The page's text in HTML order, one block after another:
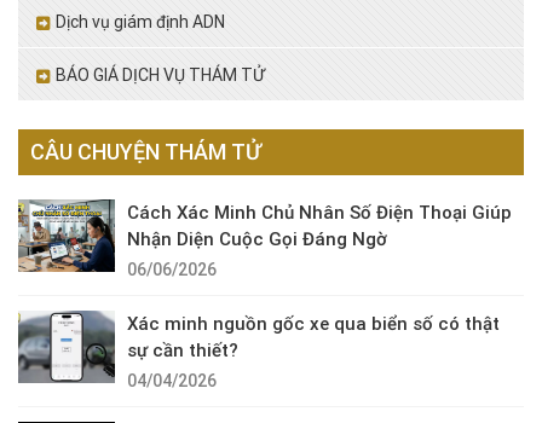
Dịch vụ giám định ADN
BÁO GIÁ DỊCH VỤ THÁM TỬ
CÂU CHUYỆN THÁM TỬ
Cách Xác Minh Chủ Nhân Số Điện Thoại Giúp
Nhận Diện Cuộc Gọi Đáng Ngờ
06/06/2026
Xác minh nguồn gốc xe qua biển số có thật
sự cần thiết?
04/04/2026